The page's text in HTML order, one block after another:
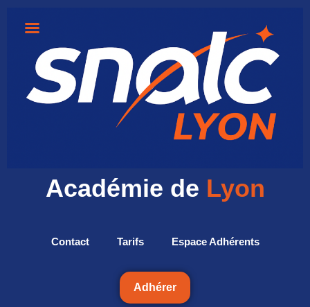
Académie de Lyon
Contact Tarifs Espace Adhérents
Adhérer